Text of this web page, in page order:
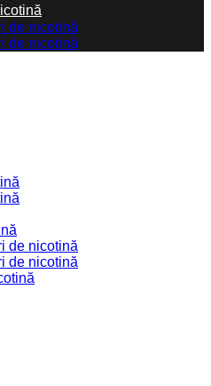
de nicotină
de nicotină
de nicotină
de nicotină